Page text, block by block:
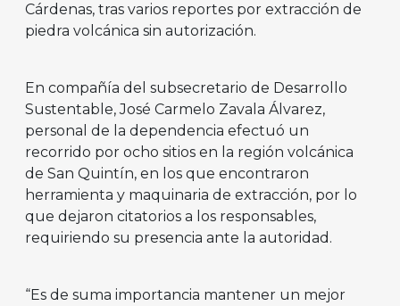
Cárdenas, tras varios reportes por extracción de
piedra volcánica sin autorización.
En compañía del subsecretario de Desarrollo
Sustentable, José Carmelo Zavala Álvarez,
personal de la dependencia efectuó un
recorrido por ocho sitios en la región volcánica
de San Quintín, en los que encontraron
herramienta y maquinaria de extracción, por lo
que dejaron citatorios a los responsables,
requiriendo su presencia ante la autoridad.
“Es de suma importancia mantener un mejor